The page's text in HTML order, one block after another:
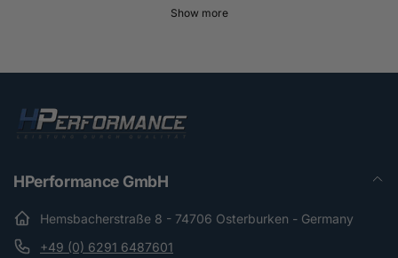
Show more
HPerformance GmbH
Hemsbacherstraße 8 - 74706 Osterburken - Germany
+49 (0) 6291 6487601